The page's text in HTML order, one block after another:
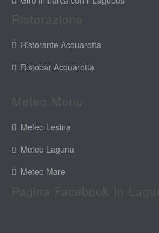
Ristorante Acquarotta
Ristobar Acquarotta
Meteo Lesina
Meteo Laguna
Meteo Mare